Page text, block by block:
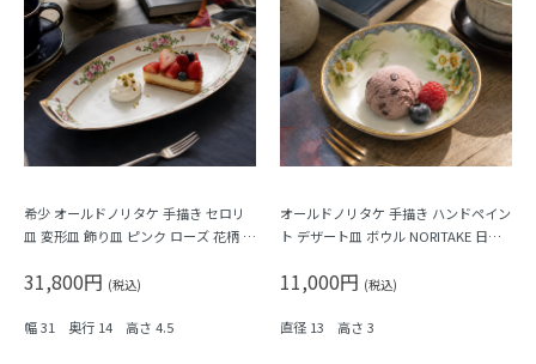
希少 オールドノリタケ 手描き セロリ
皿 変形皿 飾り皿 ピンク ローズ 花柄 N
31,800円 (税込)
幅 31 奥行 14 高さ 4.5
オールドノリタケ 手描き ハンドペイン
ト デザート皿 ボウル NORITAKE 日本
の花）B
11,000円 (税込)
直径 13 高さ 3